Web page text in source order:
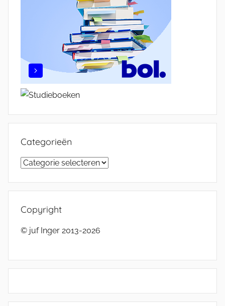
Categorieën
Categorieën
Copyright
© juf Inger 2013-2026